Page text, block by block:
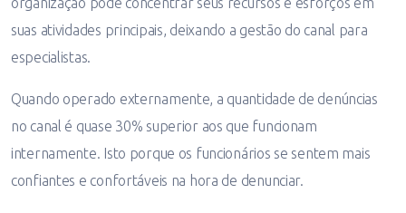
suas atividades principais, deixando a gestão do canal para
especialistas.
Quando operado externamente, a quantidade de denúncias
no canal é quase 30% superior aos que funcionam
internamente. Isto porque os funcionários se sentem mais
confiantes e confortáveis na hora de denunciar.